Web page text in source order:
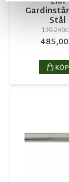
Stål
130-
485,00
KÖP